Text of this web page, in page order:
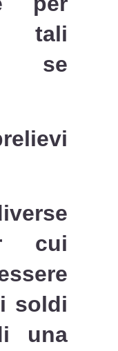
tali
se
cui
soldi
una